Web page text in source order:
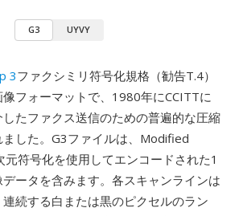
G3 UYVY
3ファクシミリ符号化規格（勧告T.4）
フォーマットで、1980年にCCITTに
たファクス送信のための普遍的な圧縮
した。G3ファイルは、Modified
符号化を使用してエンコードされた1
ータを含みます。各スキャンラインは
続する白または黒のピクセルのラン